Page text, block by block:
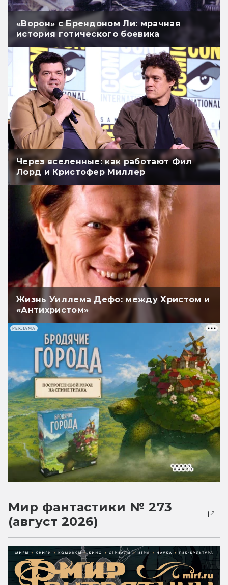
«Ворон» с Брендоном Ли: мрачная
история готического боевика
Через вселенные: как работают Фил
Лорд и Кристофер Миллер
Жизнь Уиллема Дефо: между Христом и
«Антихристом»
РЕКЛАМА
Мир фантастики № 273
(август 2026)